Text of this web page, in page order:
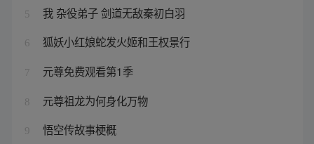
5 我 杂役弟子 剑道无敌秦初白羽
6 狐妖小红娘蛇发火姬和王权景行
7 元尊免费观看第1季
8 元尊祖龙为何身化万物
9 悟空传故事梗概